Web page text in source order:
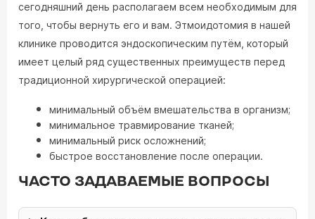
сегодняшний день располагаем всем необходимым для
того, чтобы вернуть его и вам. Этмоидотомия в нашей
клинике проводится эндоскопическим путём, который
имеет целый ряд существенных преимуществ перед
традиционной хирургической операцией:
минимальный объём вмешательства в организм;
минимальное травмирование тканей;
минимальный риск осложнений;
быстрое восстановление после операции.
ЧАСТО ЗАДАВАЕМЫЕ ВОПРОСЫ